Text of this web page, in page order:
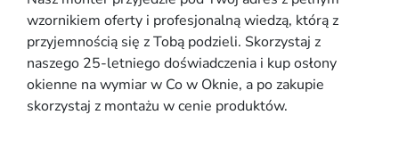
wzornikiem oferty i profesjonalną wiedzą, którą z
przyjemnością się z Tobą podzieli. Skorzystaj z
naszego 25-letniego doświadczenia i kup osłony
okienne na wymiar w Co w Oknie, a po zakupie
skorzystaj z montażu w cenie produktów.